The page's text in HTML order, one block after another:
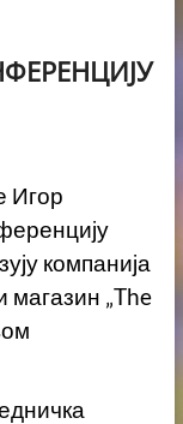
Игор
компанија
магазин „The